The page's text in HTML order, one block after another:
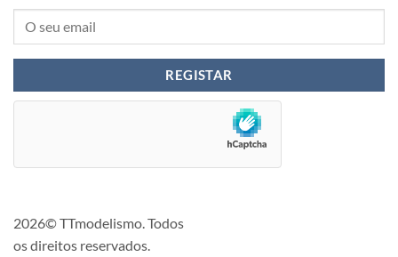
2026© TTmodelismo. Todos
os direitos reservados.